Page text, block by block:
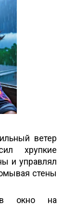
ветер
хрупкие
и управлял
стены
в окно на